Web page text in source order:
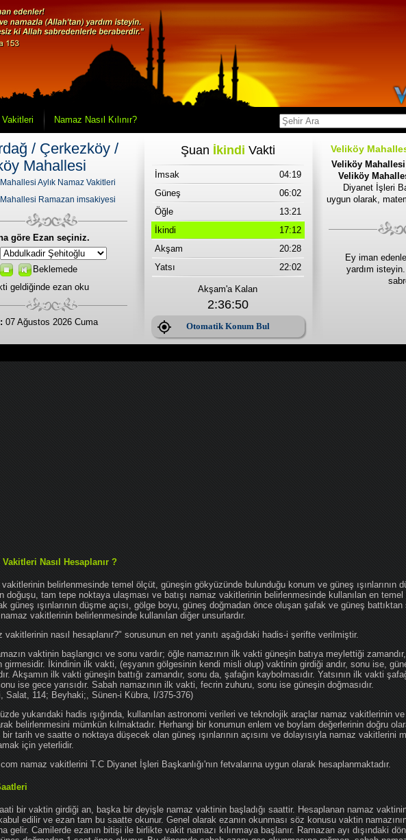
Vakitleri Namaz Nasıl Kılınır?
/ Çerkezköy /
Mahallesi
Aylık Namaz Vakitleri
Ramazan imsakiyesi
göre Ezan seçiniz.
Beklemede
geldiğinde ezan oku
07 Ağustos 2026 Cuma
Şuan İkindi Vakti
İmsak
04:19
Güneş
06:02
Öğle
13:21
İkindi
17:12
Akşam
20:28
Yatsı
22:02
Akşam'a Kalan
2:36:50
Otomatik Konum Bul
Veliköy
Veliköy
Veliköy
Diyanet İşleri
uygun olarak,
Ey iman
yardım
Vakitleri Nasıl Hesaplanır ?
vakitlerinin belirlenmesinde temel ölçüt, güneşin gökyüzünde bulunduğu konum ve güneş ışınlarının
doğuşu, tam tepe noktaya ulaşması ve batışı namaz vakitlerinin belirlenmesinde kullanılan en temel
güneş ışınlarının düşme açısı, gölge boyu, güneş doğmadan önce oluşan şafak ve güneş
namaz vakitlerinin belirlenmesinde kullanılan diğer unsurlardır.
vakitlerinin nasıl hesaplanır?" sorusunun en net yanıtı aşağıdaki hadis-i şerifte verilmiştir.
vaktinin başlangıcı ve sonu vardır; öğle namazının ilk vakti güneşin batıya meylettiği
girmesidir. İkindinin ilk vakti, (eşyanın gölgesinin kendi misli olup) vaktinin girdiği andır, sonu ise,
Akşamın ilk vakti güneşin battığı zamandır, sonu da, şafağın kaybolmasıdır. Yatsının ilk vakti
ise gece yarısıdır. Sabah namazının ilk vakti, fecrin zuhuru, sonu ise güneşin doğmasıdır.
Salat, 114; Beyhaki;, Sünen-i Kübra, I/375-376)
yukarıdaki hadis ışığında, kullanılan astronomi verileri ve teknolojik araçlar namaz vakitlerinin
belirlenmesini mümkün kılmaktadır. Herhangi bir konumun enlem ve boylam değerlerinin doğru
bir tarih ve saatte o noktaya düşecek olan güneş ışınlarının açısını ve dolayısıyla namaz vakitlerini
için yeterlidir.
namaz vakitlerini T.C Diyanet İşleri Başkanlığı'nın fetvalarına uygun olarak hesaplanmaktadır.
bir vaktin girdiği an, başka bir deyişle namaz vaktinin başladığı saattir. Hesaplanan namaz
edilir ve ezan tam bu saatte okunur. Genel olarak ezanın okunması söz konusu vaktin
gelir. Camilerde ezanın bitişi ile birlikte vakit namazı kılınmaya başlanır. Ramazan ayı dışındaki